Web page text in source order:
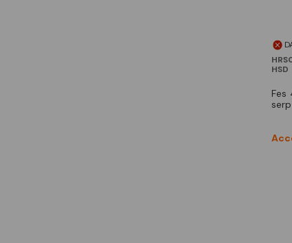
HSD
fes 400 mr, classe b, 2